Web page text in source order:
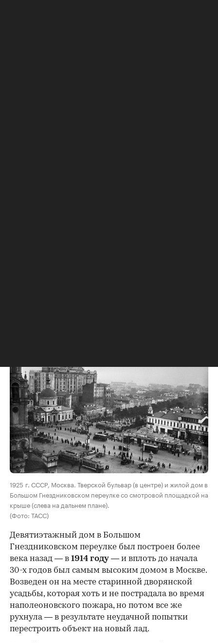
00:00 / 00:00
1925 г. СССР, Москва. Тверской бульвар (в центре) и жилой дом в
Большом Гнездниковском переулке со смотровой площадкой на
крыше (слева на дальнем плане).
(Фото: ТАСС)
Девятиэтажный дом в Большом
Гнездниковском переулке был построен более
века назад — в 1914 году — и вплоть до начала
30-х годов был самым высоким домом в Москве.
Возведен он на месте старинной дворянской
усадьбы, которая хоть и не пострадала во время
наполеоновского пожара, но потом все же
рухнула — в результате неудачной попытки
перестроить объект на новый лад.